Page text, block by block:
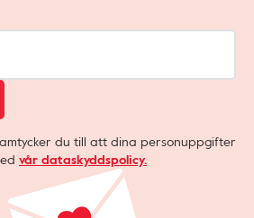
du till att dina personuppgifter
vår dataskyddspolicy.